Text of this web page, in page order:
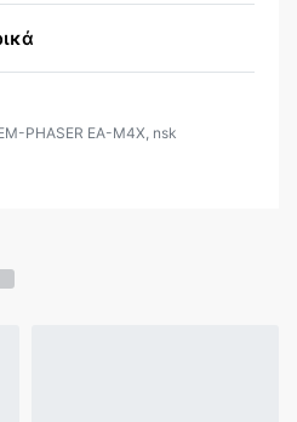
PHASER EA-M4X, nsk